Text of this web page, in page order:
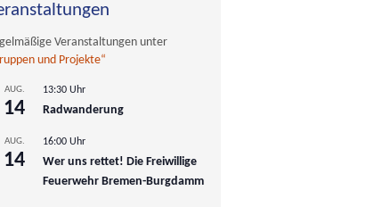
Veranstaltungen unter
und Projekte“
AUG.
14
13:30 Uhr
Radwanderung
AUG.
14
16:00 Uhr
Wer uns rettet! Die Freiwillige
Feuerwehr Bremen-Burgdamm